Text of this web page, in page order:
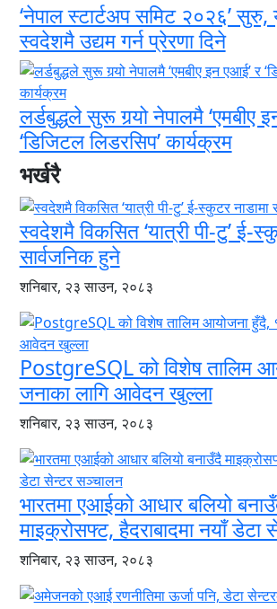
‘नेपाल स्टार्टअप समिट २०२६’ सुरु,
स्वदेशमै उद्यम गर्न प्रेरणा दिने
लर्डबुद्धले सुरू गर्‍यो नेपालमै ‘एमबीए
‘डिजिटल लिडरसिप’ कार्यक्रम
भर्खरै
स्वदेशमै विकसित ‘यात्री पी-टु’ ई-
सार्वजनिक हुने
शनिबार, २३ साउन, २०८३
PostgreSQL को विशेष तालिम
जनाका लागि आवेदन खुल्ला
शनिबार, २३ साउन, २०८३
भारतमा एआईको आधार बलियो
माइक्रोसफ्ट, हैदराबादमा नयाँ
शनिबार, २३ साउन, २०८३